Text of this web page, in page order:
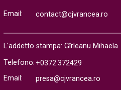
Email: contact@cjvrancea.ro
L'addetto stampa: Gîrleanu Mihaela
Telefono: +0372.372429
Email:
presa@cjvrancea.ro